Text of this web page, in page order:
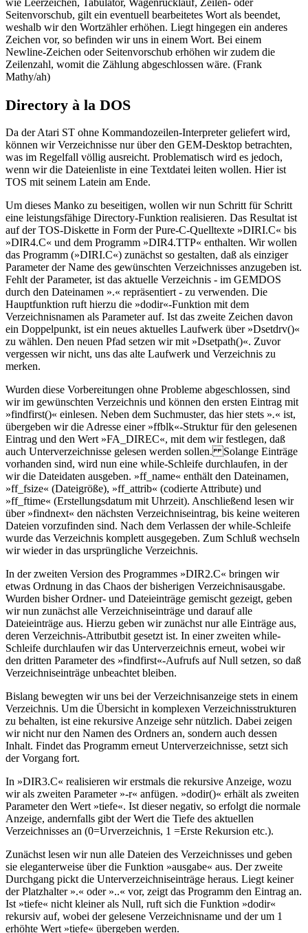
wie Leerzeichen, Tabulator, Wagenrücklauf, Zeilen- oder
Seitenvorschub, gilt ein eventuell bearbeitetes Wort als beendet,
weshalb wir den Wortzähler erhöhen. Liegt hingegen ein anderes
Zeichen vor, so befinden wir uns in einem Wort. Bei einem
Newline-Zeichen oder Seitenvorschub erhöhen wir zudem die
Zeilenzahl, womit die Zählung abgeschlossen wäre. (Frank
Mathy/ah)
Directory à la DOS
Da der Atari ST ohne Kommandozeilen-Interpreter geliefert wird,
können wir Verzeichnisse nur über den GEM-Desktop betrachten,
was im Regelfall völlig ausreicht. Problematisch wird es jedoch,
wenn wir die Dateienliste in eine Textdatei leiten wollen. Hier ist
TOS mit seinem Latein am Ende.
Um dieses Manko zu beseitigen, wollen wir nun Schritt für Schritt
eine leistungsfähige Directory-Funktion realisieren. Das Resultat ist
auf der TOS-Diskette in Form der Pure-C-Quelltexte »DIRI.C« bis
»DIR4.C« und dem Programm »DIR4.TTP« enthalten. Wir wollen
das Programm (»DIRI.C«) zunächst so gestalten, daß als einziger
Parameter der Name des gewünschten Verzeichnisses anzugeben ist.
Fehlt der Parameter, ist das aktuelle Verzeichnis - im GEMDOS
durch den Dateinamen ».« repräsentiert - zu verwenden. Die
Hauptfunktion ruft hierzu die »dodir«-Funktion mit dem
Verzeichnisnamen als Parameter auf. Ist das zweite Zeichen davon
ein Doppelpunkt, ist ein neues aktuelles Laufwerk über »Dsetdrv()«
zu wählen. Den neuen Pfad setzen wir mit »Dsetpath()«. Zuvor
vergessen wir nicht, uns das alte Laufwerk und Verzeichnis zu
merken.
Wurden diese Vorbereitungen ohne Probleme abgeschlossen, sind
wir im gewünschten Verzeichnis und können den ersten Eintrag mit
»findfirst()« einlesen. Neben dem Suchmuster, das hier stets ».« ist,
übergeben wir die Adresse einer »ffblk«-Struktur für den gelesenen
Eintrag und den Wert »FA_DIREC«, mit dem wir festlegen, daß
auch Unterverzeichnisse gelesen werden sollen. Solange Einträge
vorhanden sind, wird nun eine while-Schleife durchlaufen, in der
wir die Dateidaten ausgeben. »ff_name« enthält den Dateinamen,
»ff_fsize« (Dateigröße), »ff_attrib« (codierte Attribute) und
»ff_ftime« (Erstellungsdatum mit Uhrzeit). Anschließend lesen wir
über »findnext« den nächsten Verzeichniseintrag, bis keine weiteren
Dateien vorzufinden sind. Nach dem Verlassen der while-Schleife
wurde das Verzeichnis komplett ausgegeben. Zum Schluß wechseln
wir wieder in das ursprüngliche Verzeichnis.
In der zweiten Version des Programmes »DIR2.C« bringen wir
etwas Ordnung in das Chaos der bisherigen Verzeichnisausgabe.
Wurden bisher Ordner- und Dateieinträge gemischt gezeigt, geben
wir nun zunächst alle Verzeichniseinträge und darauf alle
Dateieinträge aus. Hierzu geben wir zunächst nur alle Einträge aus,
deren Verzeichnis-Attributbit gesetzt ist. In einer zweiten while-
Schleife durchlaufen wir das Unterverzeichnis erneut, wobei wir
den dritten Parameter des »findfirst«-Aufrufs auf Null setzen, so daß
Verzeichniseinträge unbeachtet bleiben.
Bislang bewegten wir uns bei der Verzeichnisanzeige stets in einem
Verzeichnis. Um die Übersicht in komplexen Verzeichnisstrukturen
zu behalten, ist eine rekursive Anzeige sehr nützlich. Dabei zeigen
wir nicht nur den Namen des Ordners an, sondern auch dessen
Inhalt. Findet das Programm erneut Unterverzeichnisse, setzt sich
der Vorgang fort.
In »DIR3.C« realisieren wir erstmals die rekursive Anzeige, wozu
wir als zweiten Parameter »-r« anfügen. »dodir()« erhält als zweiten
Parameter den Wert »tiefe«. Ist dieser negativ, so erfolgt die normale
Anzeige, andernfalls gibt der Wert die Tiefe des aktuellen
Verzeichnisses an (0=Urverzeichnis, 1 =Erste Rekursion etc.).
Zunächst lesen wir nun alle Dateien des Verzeichnisses und geben
sie eleganterweise über die Funktion »ausgabe« aus. Der zweite
Durchgang pickt die Unterverzeichniseinträge heraus. Liegt keiner
der Platzhalter ».« oder »..« vor, zeigt das Programm den Eintrag an.
Ist »tiefe« nicht kleiner als Null, ruft sich die Funktion »dodir«
rekursiv auf, wobei der gelesene Verzeichnisname und der um 1
erhöhte Wert »tiefe« übergeben werden.